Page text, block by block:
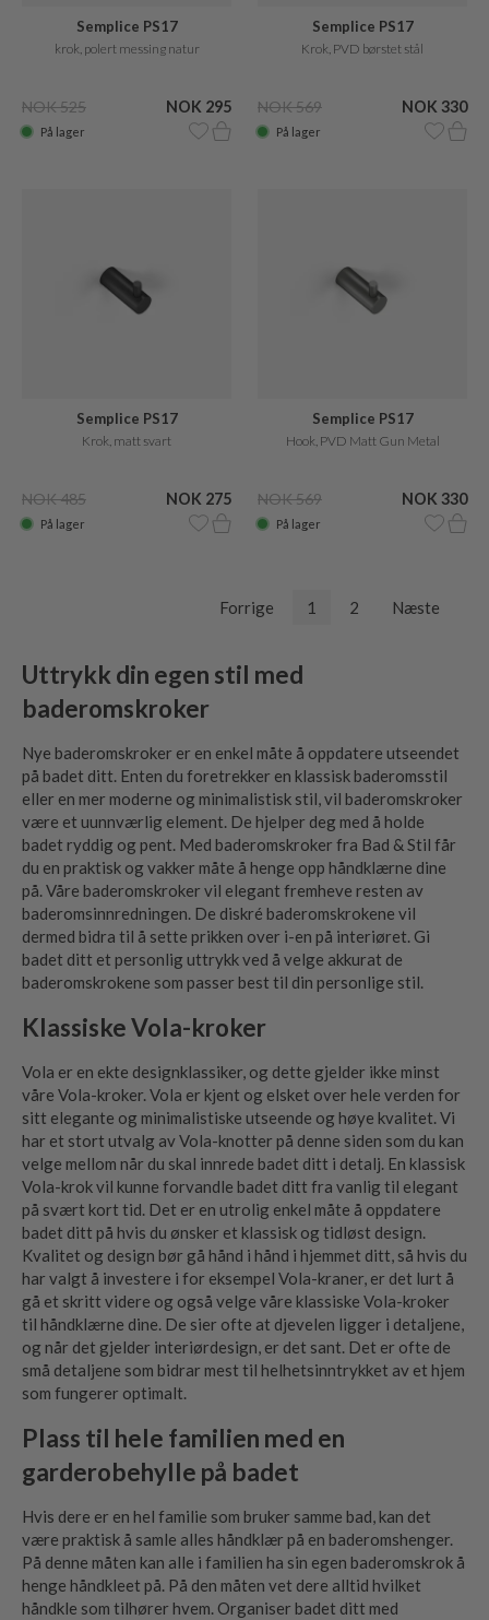
Semplice PS17
krok, polert messing natur
NOK 525 NOK 295
På lager
Semplice PS17
Krok, PVD børstet stål
NOK 569 NOK 330
På lager
Semplice PS17
Krok, matt svart
NOK 485 NOK 275
På lager
Semplice PS17
Hook, PVD Matt Gun Metal
NOK 569 NOK 330
På lager
Forrige 1 2 Næste
Uttrykk din egen stil med
baderomskroker
Nye baderomskroker er en enkel måte å oppdatere utseendet
på badet ditt. Enten du foretrekker en klassisk baderomsstil
eller en mer moderne og minimalistisk stil, vil baderomskroker
være et uunnværlig element. De hjelper deg med å holde
badet ryddig og pent. Med baderomskroker fra Bad & Stil får
du en praktisk og vakker måte å henge opp håndklærne dine
på. Våre baderomskroker vil elegant fremheve resten av
baderomsinnredningen. De diskré baderomskrokene vil
dermed bidra til å sette prikken over i-en på interiøret. Gi
badet ditt et personlig uttrykk ved å velge akkurat de
baderomskrokene som passer best til din personlige stil.
Klassiske Vola-kroker
Vola er en ekte designklassiker, og dette gjelder ikke minst
våre Vola-kroker. Vola er kjent og elsket over hele verden for
sitt elegante og minimalistiske utseende og høye kvalitet. Vi
har et stort utvalg av Vola-knotter på denne siden som du kan
velge mellom når du skal innrede badet ditt i detalj. En klassisk
Vola-krok vil kunne forvandle badet ditt fra vanlig til elegant
på svært kort tid. Det er en utrolig enkel måte å oppdatere
badet ditt på hvis du ønsker et klassisk og tidløst design.
Kvalitet og design bør gå hånd i hånd i hjemmet ditt, så hvis du
har valgt å investere i for eksempel Vola-kraner, er det lurt å
gå et skritt videre og også velge våre klassiske Vola-kroker
til håndklærne dine. De sier ofte at djevelen ligger i detaljene,
og når det gjelder interiørdesign, er det sant. Det er ofte de
små detaljene som bidrar mest til helhetsinntrykket av et hjem
som fungerer optimalt.
Plass til hele familien med en
garderobehylle på badet
Hvis dere er en hel familie som bruker samme bad, kan det
være praktisk å samle alles håndklær på en baderomshenger.
På denne måten kan alle i familien ha sin egen baderomskrok å
henge håndkleet på. På den måten vet dere alltid hvilket
håndkle som tilhører hvem. Organiser badet ditt med